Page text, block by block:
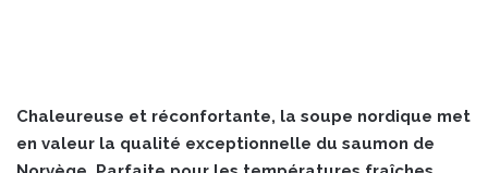
Chaleureuse et réconfortante, la soupe nordique met
en valeur la qualité exceptionnelle du saumon de